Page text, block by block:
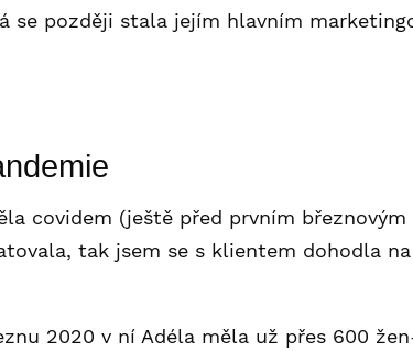
se později stala jejím hlavním
covidem (ještě před prvním
tak jsem se s klientem dohodla
2020 v ní Adéla měla už přes 600